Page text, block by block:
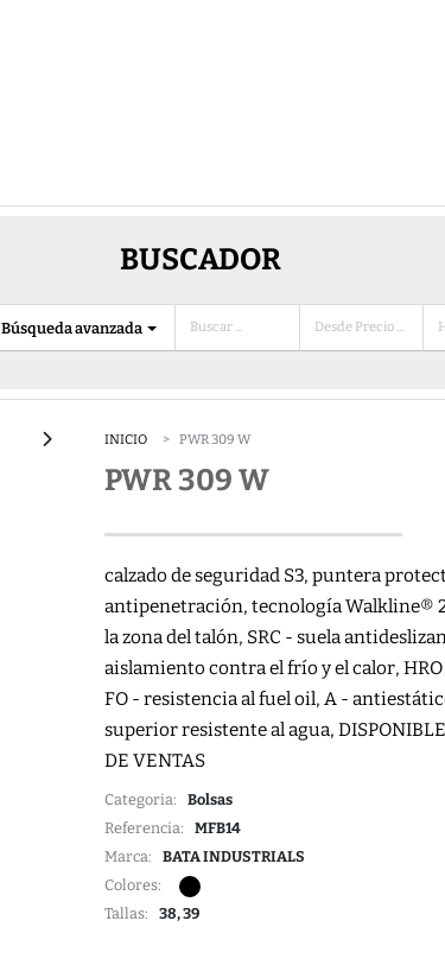
BUSCADOR
Búsqueda avanzada
INICIO PWR 309 W
PWR 309 W
calzado de seguridad S3, puntera
antipenetración, tecnología Walkline®
la zona del talón, SRC - suela
aislamiento contra el frío y el calor,
FO - resistencia al fuel oil, A -
superior resistente al agua,
DE VENTAS
Categoria: Bolsas
Referencia: MFB14
Marca: BATA INDUSTRIALS
Colores:
Tallas: 38, 39